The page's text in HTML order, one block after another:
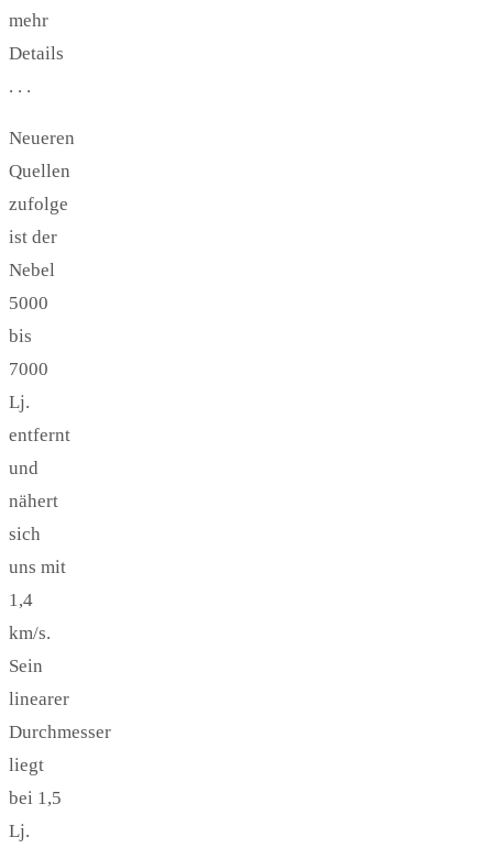
mehr
Details
. . .
Neueren
Quellen
zufolge
ist der
Nebel
5000
bis
7000
Lj.
entfernt
und
nähert
sich
uns mit
1,4
km/s.
Sein
linearer
Durchmesser
liegt
bei 1,5
Lj.